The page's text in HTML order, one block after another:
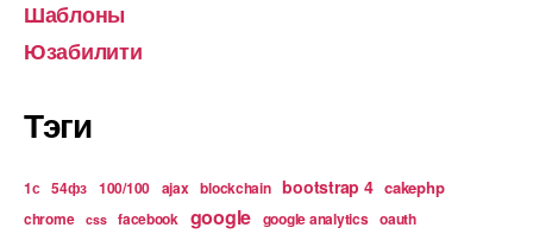
Шаблоны
Юзабилити
Тэги
1с 54фз 100/100 ajax blockchain bootstrap 4 cakephp
chrome css facebook google google analytics oauth